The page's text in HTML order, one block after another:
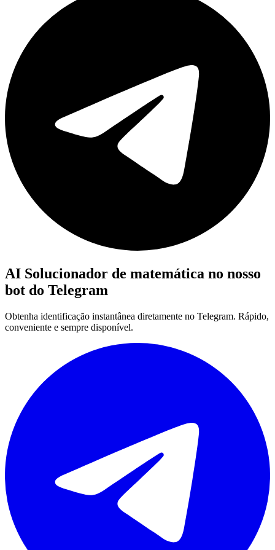
AI Solucionador de matemática no nosso
bot do Telegram
Obtenha identificação instantânea diretamente no Telegram. Rápido,
conveniente e sempre disponível.